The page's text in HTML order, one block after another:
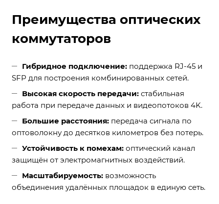
Преимущества оптических
коммутаторов
Гибридное подключение: поддержка RJ-45 и
SFP для построения комбинированных сетей.
Высокая скорость передачи: стабильная
работа при передаче данных и видеопотоков 4K.
Большие расстояния: передача сигнала по
оптоволокну до десятков километров без потерь.
Устойчивость к помехам: оптический канал
защищён от электромагнитных воздействий.
Масштабируемость: возможность
объединения удалённых площадок в единую сеть.